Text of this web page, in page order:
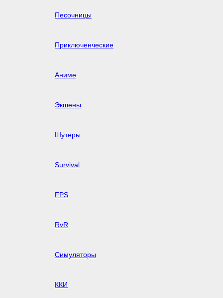
Песочницы
Приключенческие
Аниме
Экшены
Шутеры
Survival
FPS
RvR
Симуляторы
ККИ